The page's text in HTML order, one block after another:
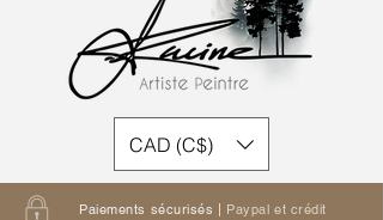
Paiements sécurisés | Paypal et crédit
CAD (C$)